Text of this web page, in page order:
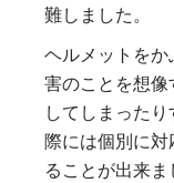
難しました。
ヘルメットを
害のことを想
してしまった
際には個別に
ることが出来ま